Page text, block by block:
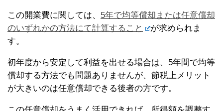
この開業費に関しては、 5年で均等償却または任意償却
のいずれかの方法にて計算すること
が求められま
す。
初年度から安定して利益を出せる場合は、5年間で均等
償却する方法でも問題ありませんが、節税上メリット
が大きいのは任意償却できる後者の方です。